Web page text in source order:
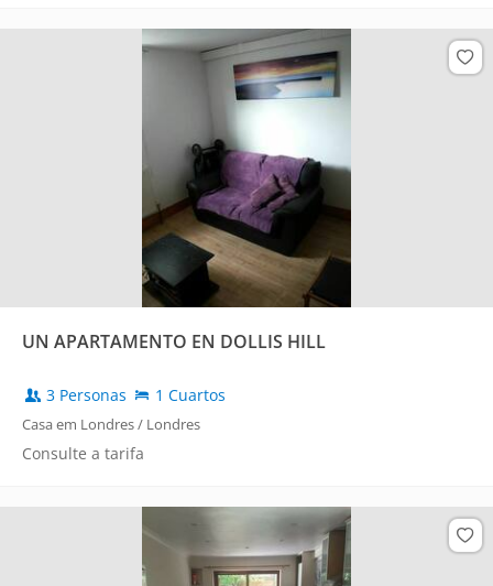
UN APARTAMENTO EN DOLLIS HILL
3 Personas 1 Cuartos
Casa em Londres / Londres
Consulte a tarifa